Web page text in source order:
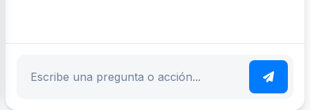
Escribe tu pregunta